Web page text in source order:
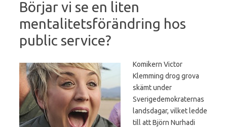
Börjar vi se en liten
mentalitetsförändring hos
public service?
Komikern Victor
Klemming drog grova
skämt under
Sverigedemokraternas
landsdagar, vilket ledde
till att Björn Nurhadi